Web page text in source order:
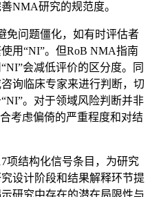
NMA研究的规范度。
免问题僵化，如有时评估者
用“NI”。但RoB NMA指南
会减低评价的区分度。同
询临床专家来进行判断，切
。对于领域风险判断并非
考虑偏倚的严重程度和对结
项结构化信号条目，为研究
设计阶段和结果解释环节提
研究中存在的潜在局限性与